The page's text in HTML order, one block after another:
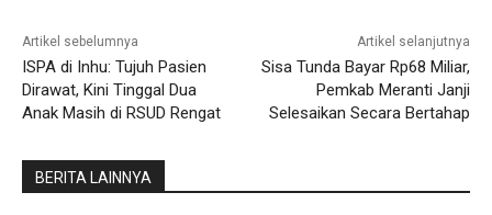
Artikel sebelumnya
ISPA di Inhu: Tujuh Pasien
Dirawat, Kini Tinggal Dua
Anak Masih di RSUD Rengat
Artikel selanjutnya
Sisa Tunda Bayar Rp68 Miliar,
Pemkab Meranti Janji
Selesaikan Secara Bertahap
BERITA LAINNYA